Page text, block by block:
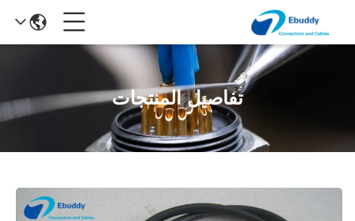
تفاصيل المنتجات